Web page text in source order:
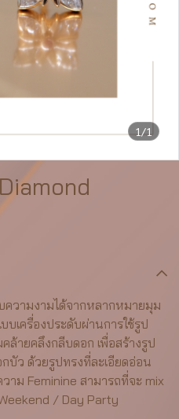
1/1
วามงามได้จากหลากหมายมุม
บเครื่องประดับผ่านการใช้รูป
ายคลึงกลีบดอก เพื่อสร้างรูป
บัว ด้วยรูปทรงที่ละเอียดอ่อน
าม Feminine สามารถที่จะ mix
/ Day Party